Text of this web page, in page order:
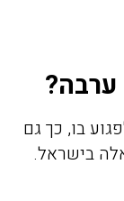
ערבה?
בו, כך גם
בישראל.